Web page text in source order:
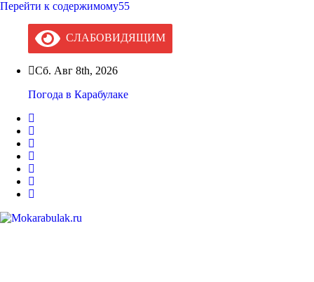
Перейти к содержимому55
СЛАБОВИДЯЩИМ
Сб. Авг 8th, 2026
Погода в Карабулаке